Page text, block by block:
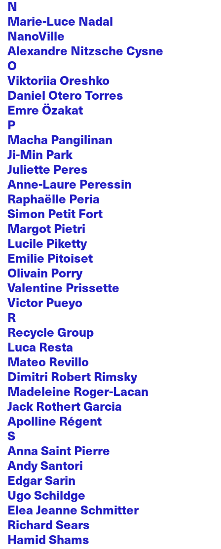
N
Marie-Luce Nadal
NanoVille
Alexandre Nitzsche Cysne
O
Viktoriia Oreshko
Daniel Otero Torres
Emre Özakat
P
Macha Pangilinan
Ji-Min Park
Juliette Peres
Anne-Laure Peressin
Raphaëlle Peria
Simon Petit Fort
Margot Pietri
Lucile Piketty
Emilie Pitoiset
Olivain Porry
Valentine Prissette
Victor Pueyo
R
Recycle Group
Luca Resta
Mateo Revillo
Dimitri Robert Rimsky
Madeleine Roger-Lacan
Jack Rothert Garcia
Apolline Régent
S
Anna Saint Pierre
Andy Santori
Edgar Sarin
Ugo Schildge
Elea Jeanne Schmitter
Richard Sears
Hamid Shams